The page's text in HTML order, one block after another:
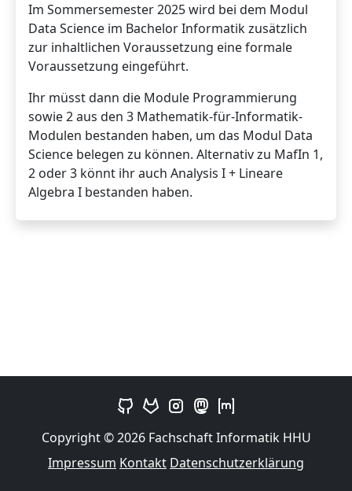
Im Sommersemester 2025 wird bei dem Modul
Data Science im Bachelor Informatik zusätzlich
zur inhaltlichen Voraussetzung eine formale
Voraussetzung eingeführt.
Ihr müsst dann die Module Programmierung
sowie 2 aus den 3 Mathematik-für-Informatik-
Modulen bestanden haben, um das Modul Data
Science belegen zu können. Alternativ zu MafIn 1,
2 oder 3 könnt ihr auch Analysis I + Lineare
Algebra I bestanden haben.
Copyright © 2026 Fachschaft Informatik HHU
Impressum Kontakt Datenschutzerklärung